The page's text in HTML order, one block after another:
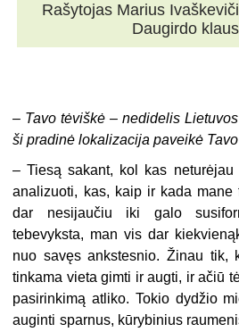
Rašytojas Marius
Daugirdo
– Tavo tėviškė – nedidelis
ši pradinė lokalizacija paveikė
– Tiesą sakant, kol kas
analizuoti, kas, kaip ir kada mane
dar nesijaučiu iki galo
tebevyksta, man vis dar
nuo savęs ankstesnio. Žinau tik,
tinkama vieta gimti ir augti, ir ačiū
pasirinkimą atliko. Tokio dydžio
auginti sparnus, kūrybinius